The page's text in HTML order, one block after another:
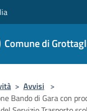
Comune di
> Avvisi >
Bando di Gara con